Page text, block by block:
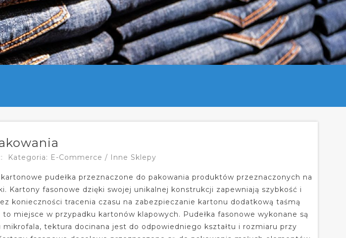
:: Kategoria: E-Commerce / Inne Sklepy
pudełka przeznaczone do pakowania produktów przeznaczonych na
Kartony fasonowe dzięki swojej unikalnej konstrukcji zapewniają szybkość i
konieczności tracenia czasu na zabezpieczanie kartonu dodatkową taśmą
miejsce w przypadku kartonów klapowych. Pudełka fasonowe wykonane są
tektura docinana jest do odpowiedniego kształtu i rozmiaru przy